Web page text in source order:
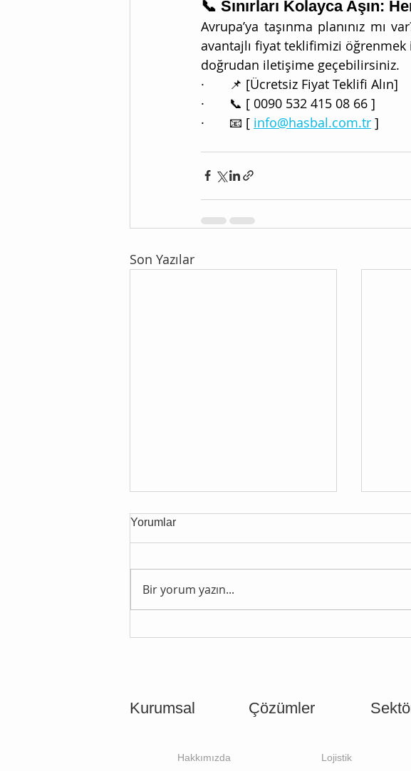
📞 Sınırları Kolayca Aşın:
Avrupa’ya taşınma planınız mı
avantajlı fiyat teklifimizi
doğrudan iletişime geçebilirsiniz.
·       📌 [Ücretsiz Fiyat Teklifi Alın]
·       📞 [ 0090 532 415 08 66 ]
·       📧 [ info@hasbal.com.tr ]
Son Yazılar
Yorumlar
Bir yorum yazın...
Kurumsal Çözümler
Hakkımızda Lojistik